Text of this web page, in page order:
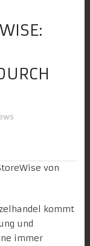
kommt
und
immer